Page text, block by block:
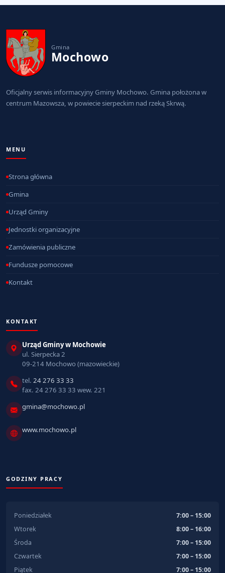
Gmina
Mochowo
Oficjalny serwis informacyjny Gminy Mochowo. Gmina położona w
centrum Mazowsza, w powiecie sierpeckim nad rzeką Skrwą.
MENU
Strona główna
Gmina
Urząd Gminy
Jednostki organizacyjne
Zamówienia publiczne
Fundusze pomocowe
Kontakt
KONTAKT
Urząd Gminy w Mochowie
ul. Sierpecka 2
09-214 Mochowo (mazowieckie)
tel. 24 276 33 33
fax. 24 276 33 33 wew. 221
gmina@mochowo.pl
www.mochowo.pl
GODZINY PRACY
Poniedziałek
7:00 – 15:00
Wtorek
8:00 – 16:00
Środa
7:00 – 15:00
Czwartek
7:00 – 15:00
Piątek
7:00 – 15:00